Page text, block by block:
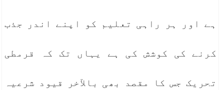
ہے اور ہر راہی تعلیم کو اپنے اندر جذب
کرنے کی کوشش کی ہے یہاں تک کہ قرمطی
تحریک جس کا مقصد بھی بالآخر قیود شرعیہ